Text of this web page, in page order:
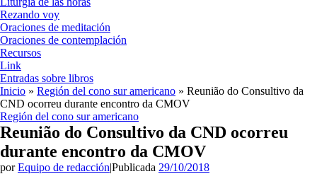
Rezando voy
Oraciones de meditación
Oraciones de contemplación
Recursos
Link
Entradas sobre libros
Inicio » Región del cono sur americano » Reunião do Consultivo da
CND ocorreu durante encontro da CMOV
Región del cono sur americano
Reunião do Consultivo da CND ocorreu
durante encontro da CMOV
porEquipo de redacción|Publicada 29/10/2018